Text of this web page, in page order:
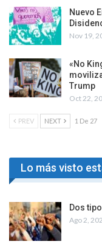
Nuevo
Nov 19,
«No
Trump
Oct 22,
PREV NEXT 1 De 27
Lo más visto
Dos
Ago 2,